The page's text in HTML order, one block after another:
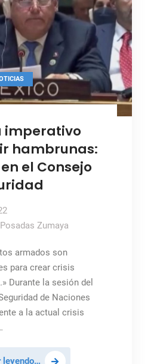
imperativo
hambrunas:
el Consejo
Zumaya
armados son
para crear crisis
Durante la sesión del
de Naciones
a la actual crisis
leyendo…Resulta